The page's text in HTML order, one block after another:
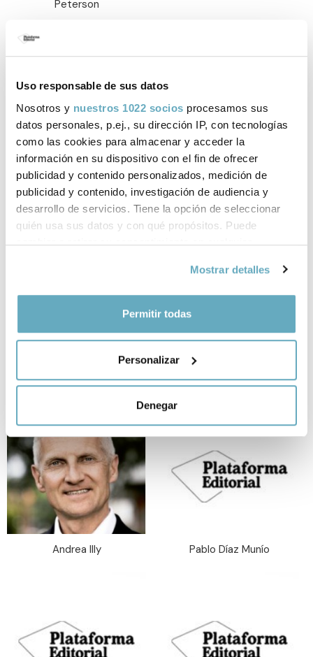
Uso responsable de sus datos
Nosotros y nuestros 1022 socios procesamos sus
datos personales, p.ej., su dirección IP, con tecnologías
como las cookies para almacenar y acceder la
información en su dispositivo con el fin de ofrecer
publicidad y contenido personalizados, medición de
publicidad y contenido, investigación de audiencia y
desarrollo de servicios. Tiene la opción de seleccionar
quién usa sus datos y con qué propósitos. Puede
cambiar o retirar su consentimiento en cualquier
Si lo permite, también quisiéramos:
geográfica que puede tener una precisión de varios
Identificar su dispositivo analizándolo activamente
datos personales y establezca sus preferencias en la
sección de datos. Puede cambiar o retirar su
consentimiento en cualquier momento en la Declaración
de cookies.
Las cookies de este sitio web se usan para personalizar
el contenido y los anuncios, ofrecer funciones de redes
que les haya proporcionado o que hayan recopilado a
partir del uso que haya hecho de sus servicios.
Mostrar detalles
Permitir todas
Personalizar
Denegar
Peterson
Alexandra Roma Regina Pally
Mari Ros Rosado Martínez,
Juanma Aznárez Rosado,
Sergio Aznárez Rosado
Varios Autores
Andrea Illy Pablo Díaz Munío